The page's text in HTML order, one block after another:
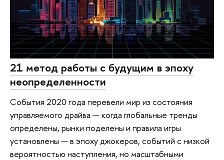
21 метод работы с будущим в эпоху
неопределенности
События 2020 года перевели мир из состояния
управляемого драйва — когда глобальные тренды
определены, рынки поделены и правила игры
установлены — в эпоху джокеров, событий с низкой
вероятностью наступления, но масштабными